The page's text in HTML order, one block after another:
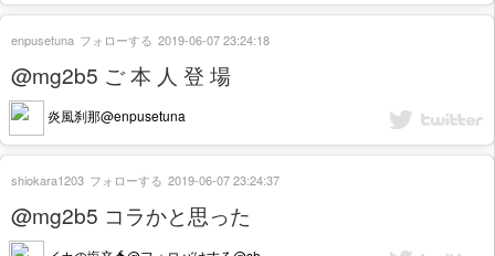
@mg2b5 ご 本 人 登 場
炎風刹那@enpusetuna
enpusetuna フォローする 2019-06-07 23:24:18
@mg2b5 コラかと思った
shiokara1203 フォローする 2019-06-07 23:24:37